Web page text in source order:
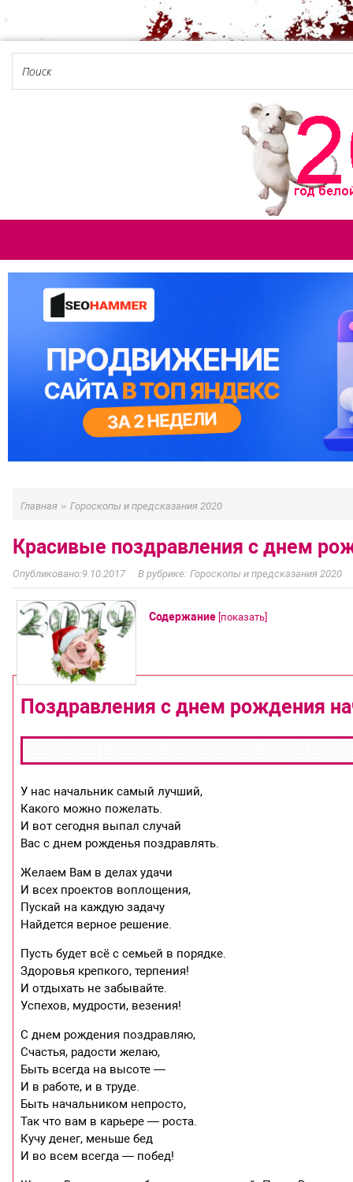
Главная » Гороскопы и предсказания 2020
Красивые поздравления с днем
9.10.2017 Гороскопы и предсказания 2020
Содержание [показать]
Поздравления с днем рождения
У нас начальник самый лучший,
Какого можно пожелать.
И вот сегодня выпал случай
Вас с днем рожденья поздравлять.
Желаем Вам в делах удачи
И всех проектов воплощения,
Пускай на каждую задачу
Найдется верное решение.
Пусть будет всё с семьей в порядке.
Здоровья крепкого, терпения!
И отдыхать не забывайте.
Успехов, мудрости, везения!
С днем рождения поздравляю,
Счастья, радости желаю,
Быть всегда на высоте —
И в работе, и в труде.
Быть начальником непросто,
Так что вам в карьере — роста.
Кучу денег, меньше бед
И во всем всегда — побед!